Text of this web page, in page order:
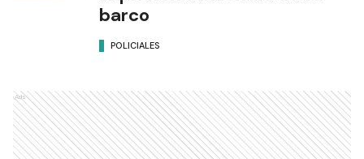
barco
POLICIALES
Ads